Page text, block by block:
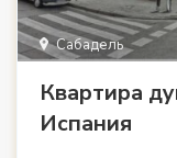
Сабадель
Квартира
Испания